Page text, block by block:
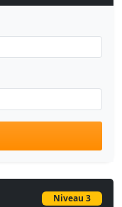
Niveau 3